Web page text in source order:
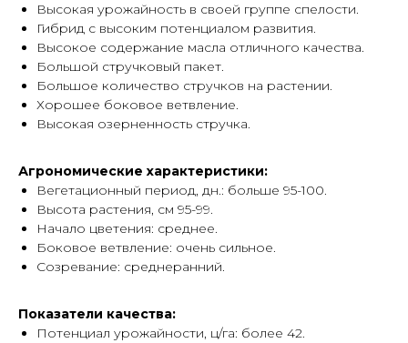
Высокая урожайность в своей группе спелости.
Гибрид с высоким потенциалом развития.
Высокое содержание масла отличного качества.
Большой стручковый пакет.
Большое количество стручков на растении.
Хорошее боковое ветвление.
Высокая озерненность стручка.
Агрономические характеристики:
Вегетационный период, дн.: больше 95-100.
Высота растения, см 95-99.
Начало цветения: среднее.
Боковое ветвление: очень сильное.
Созревание: среднеранний.
Показатели качества:
Потенциал урожайности, ц/га: более 42.